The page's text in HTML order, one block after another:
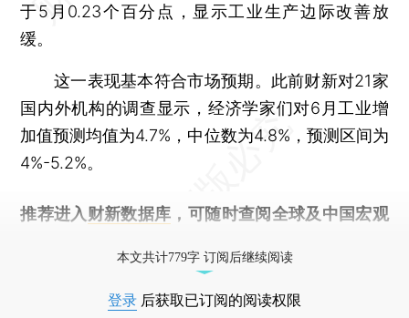
于5月0.23个百分点，显示工业生产边际改善放
缓。
这一表现基本符合市场预期。此前财新对21家
国内外机构的调查显示，经济学家们对6月工业增
加值预测均值为4.7%，中位数为4.8%，预测区间为
4%-5.2%。
推荐进入 财新数据库 ，可随时查阅全球及中国宏观
本文共计779字 订阅后继续阅读
登录 后获取已订阅的阅读权限